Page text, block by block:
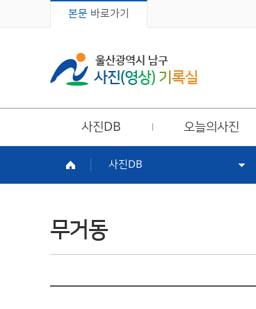
본문 바로가기
주메뉴
사진DB 오늘의사진
사진DB
무거동